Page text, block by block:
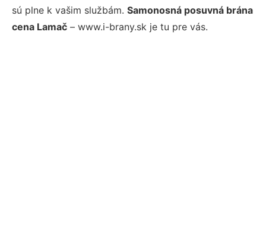
sú plne k vašim službám. Samonosná posuvná brána
cena Lamač – www.i-brany.sk je tu pre vás.